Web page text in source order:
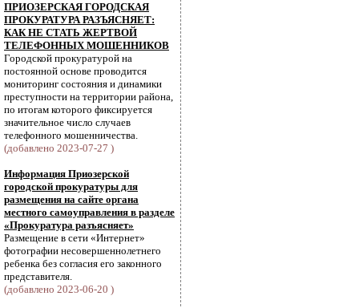
ПРИОЗЕРСКАЯ ГОРОДСКАЯ
ПРОКУРАТУРА РАЗЪЯСНЯЕТ:
КАК НЕ СТАТЬ ЖЕРТВОЙ
ТЕЛЕФОННЫХ МОШЕННИКОВ
Городской прокуратурой на
постоянной основе проводится
мониторинг состояния и динамики
преступности на территории района,
по итогам которого фиксируется
значительное число случаев
телефонного мошенничества.
(добавлено 2023-07-27 )
Информация Приозерской
городской прокуратуры для
размещения на сайте органа
местного самоуправления в разделе
«Прокуратура разъясняет»
Размещение в сети «Интернет»
фотографии несовершеннолетнего
ребенка без согласия его законного
представителя.
(добавлено 2023-06-20 )